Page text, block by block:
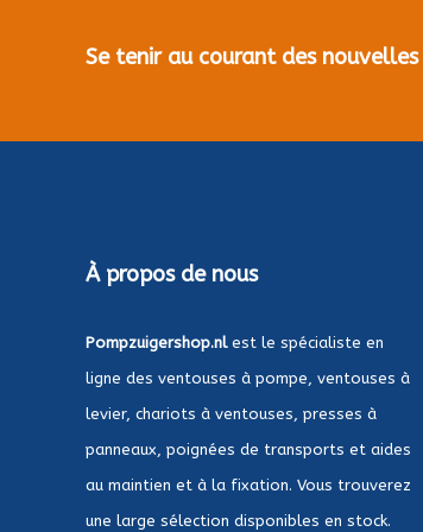
Se tenir au courant des
À propos de nous
Pompzuigershop.nlest le spécialiste en
ligne des ventouses à pompe, ventouses à
levier, chariots à ventouses, presses à
panneaux, poignées de transports et aides
au maintien et à la fixation. Vous trouverez
une large sélection disponibles en stock.